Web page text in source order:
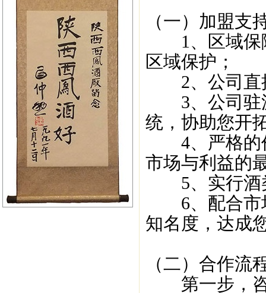
（一）加盟支
1、区域保
区域保护；
2、公司直
3、公司驻
统，协助您开
4、严格的
市场与利益的
5、实行酒
6、配合市
知名度，达成
（二）合作流
第一步，咨